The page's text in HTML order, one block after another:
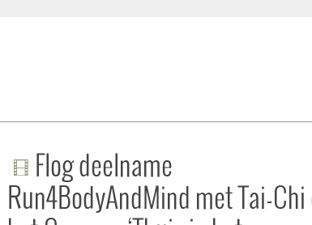
Flog deelname
Run4BodyAndMind met Tai-Chi